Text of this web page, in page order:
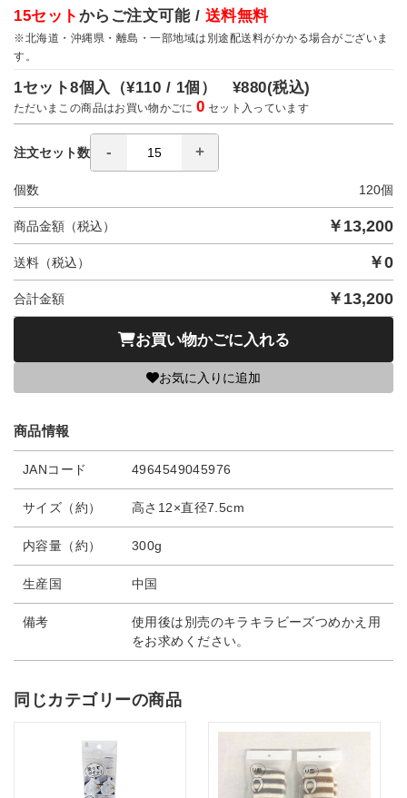
15セット からご注文可能 / 送料無料
※北海道・沖縄県・離島・一部地域は別途配送料がかかる場合がございま
す。
1セット8個入（¥110 / 1個） ¥880(税込)
ただいまこの商品はお買い物かごに0 セット入っています
注文セット数
個数 120個
商品金額（税込） ￥ 13,200
送料（税込） ￥0
合計金額 ￥ 13,200
お買い物かごに入れる
お気に入りに追加
商品情報
JANコード 4964549045976
サイズ（約） 高さ12×直径7.5cm
内容量（約） 300g
生産国 中国
備考
使用後は別売のキラキラビーズつめかえ用
をお求めください。
同じカテゴリーの商品